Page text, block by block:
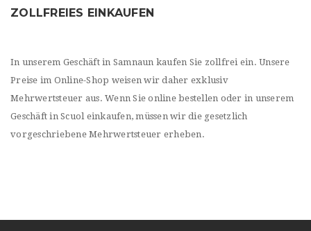
ZOLLFREIES EINKAUFEN
In unserem Geschäft in Samnaun kaufen Sie zollfrei ein. Unsere
Preise im Online-Shop weisen wir daher exklusiv
Mehrwertsteuer aus. Wenn Sie online bestellen oder in unserem
Geschäft in Scuol einkaufen, müssen wir die gesetzlich
vorgeschriebene Mehrwertsteuer erheben.